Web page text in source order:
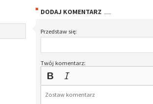
DODAJ KOMENTARZ
Przedstaw się:
Twój komentarz: